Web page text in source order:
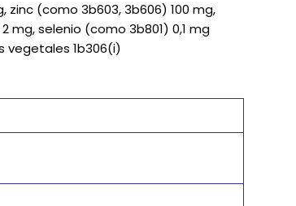
(como 3b603, 3b606) 100 mg,
selenio (como 3b801) 0,1 mg
1b306(i)